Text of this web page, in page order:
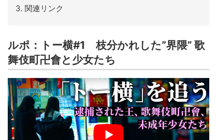
関連リンク
ルポ：トー横#1 枝分かれした”界隈” 歌
舞伎町卍會と少女たち